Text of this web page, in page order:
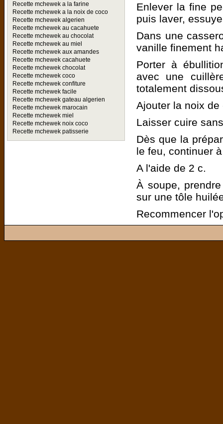
Recette mchewek a la farine
Recette mchewek a la noix de coco
Recette mchewek algerien
Recette mchewek au cacahuete
Recette mchewek au chocolat
Recette mchewek au miel
Recette mchewek aux amandes
Recette mchewek cacahuete
Recette mchewek chocolat
Recette mchewek coco
Recette mchewek confiture
Recette mchewek facile
Recette mchewek gateau algerien
Recette mchewek marocain
Recette mchewek miel
Recette mchewek noix coco
Recette mchewek patisserie
Enlever la fine
puis laver,
Dans une
vanille finement
Porter à
avec une
totalement
Ajouter la noix de
Laisser cuire
Dès que la
le feu, continuer
A l'aide de 2 c.
À soupe,
sur une tôle
Recommencer